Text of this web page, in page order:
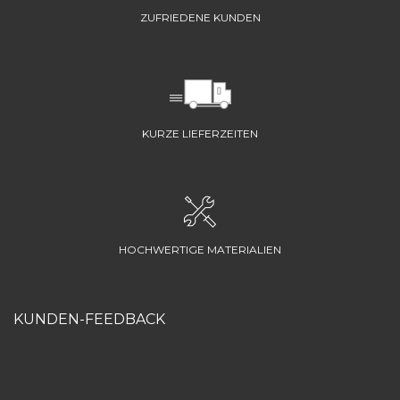
ZUFRIEDENE KUNDEN
KURZE LIEFERZEITEN
HOCHWERTIGE MATERIALIEN
KUNDEN-FEEDBACK